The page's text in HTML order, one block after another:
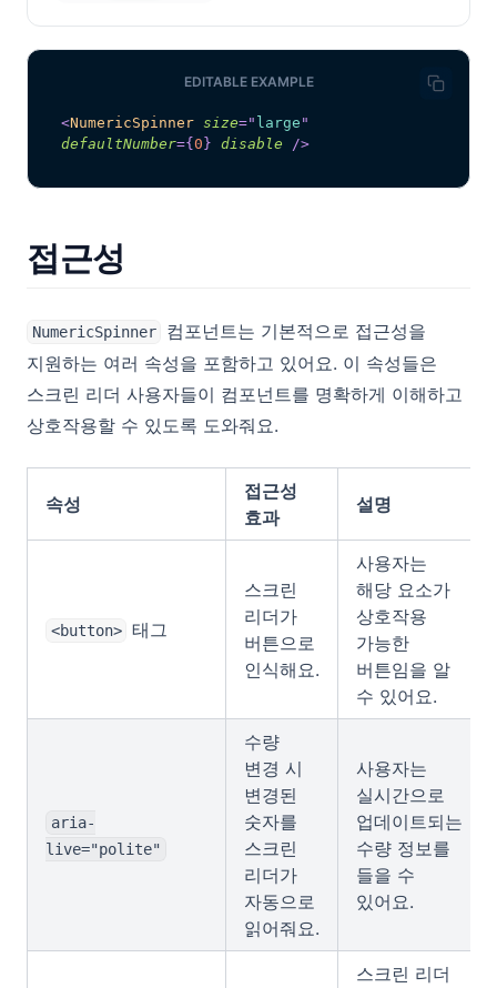
EDITABLE EXAMPLE
<NumericSpinner size=" large "
defaultNumber={ 0 } disable />
접근성
NumericSpinner
컴포넌트는 기본적으로 접근성을
지원하는 여러 속성을 포함하고 있어요. 이 속성들은
스크린 리더 사용자들이 컴포넌트를 명확하게 이해하고
상호작용할 수 있도록 도와줘요.
속성
접근성
효과
설명
<button> 태그
스크린
리더가
버튼으로
인식해요.
사용자는
해당 요소가
상호작용
가능한
버튼임을 알
수 있어요.
aria-
live="polite"
수량
변경 시
변경된
숫자를
스크린
리더가
자동으로
읽어줘요.
사용자는
실시간으로
업데이트되는
수량 정보를
들을 수
있어요.
스크린 리더